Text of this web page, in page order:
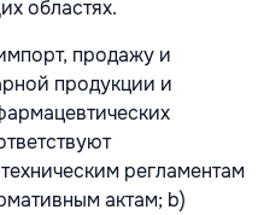
областях.
продажу и
продукции и
регламентам
актам; b)